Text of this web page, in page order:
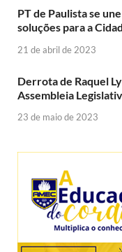
PT de Paulista se
soluções para a
21 de abril de 2023
Derrota de Raquel
Assembleia
23 de maio de 2023